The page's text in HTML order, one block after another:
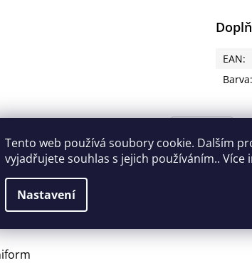
Tento web používá soubory cookie. Dalším
vyjadřujete souhlas s jejich používáním.. Více
Nastavení
EAN:
Barva:
- RipStop BDU - Battle Dress Uniform